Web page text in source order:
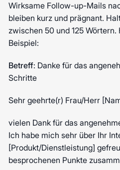
Wirksame Follow-up-Mails
bleiben kurz und prägnant.
zwischen 50 und 125
Beispiel:
Betreff: Danke für das
Schritte
Sehr geehrte(r) Frau/Herr
vielen Dank für das
Ich habe mich sehr über Ihr
[Produkt/Dienstleistung]
besprochenen Punkte